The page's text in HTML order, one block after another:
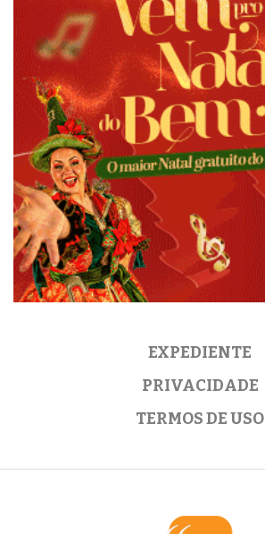
EXPEDIENTE
PRIVACIDADE
TERMOS DE USO